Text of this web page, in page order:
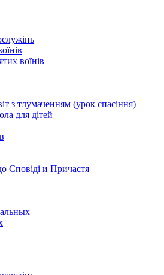
воїнів
з тлумаченням (урок спасіння)
для дітей
Сповіді и Причастя